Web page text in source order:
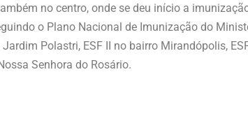
no centro, onde se deu início a
o Plano Nacional de Imunização do
Polastri, ESF II no bairro Mirandópolis,
Senhora do Rosário.